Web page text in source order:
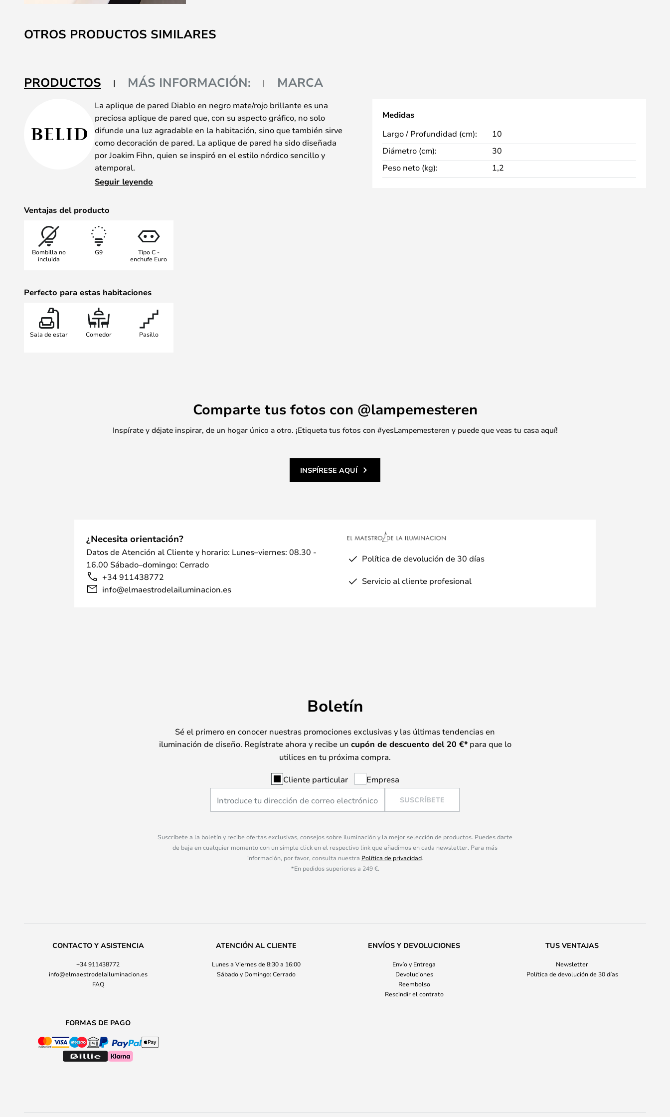
al
comienzo
galería
de
OTROS PRODUCTOS SIMILARES
PRODUCTOS MÁS INFORMACIÓN: MARCA
La aplique de pared Diablo en negro mate/rojo brillante es una
preciosa aplique de pared que, con su aspecto gráfico, no solo
difunde una luz agradable en la habitación, sino que también sirve
como decoración de pared. La aplique de pared ha sido diseñada
por Joakim Fihn, quien se inspiró en el estilo nórdico sencillo y
atemporal.
Esta exclusiva lámpara cuenta con pantallas de aluminio curvadas
aplique de pared, con su diseño elegante, no solo tiene un aspecto
lo que es ideal para la zona de entrada, el dormitorio o la sala de
estar. El aplique de pared también se puede utilizar como plafón.
Echa un vistazo a la serie completa Diablo
Seguir leyendo
Ventajas del producto
Bombilla no
incluida
G9
Tipo C -
enchufe Euro
Perfecto para estas habitaciones
Sala de estar Comedor Pasillo
Medidas
Largo / Profundidad (cm):
10
Diámetro (cm):
30
Peso neto (kg):
1,2
Comparte tus fotos con @lampemesteren
Inspírate y déjate inspirar, de un hogar único a otro. ¡Etiqueta tus fotos con #yesLampemesteren y puede que veas tu casa aquí!
INSPÍRESE AQUÍ
¿Necesita orientación?
Datos de Atención al Cliente y horario: Lunes–viernes: 08.30 -
16.00 Sábado–domingo: Cerrado
+34 911438772
info@elmaestrodelailuminacion.es
Política de devolución de 30 días
Servicio al cliente profesional
Boletín
Sé el primero en conocer nuestras promociones exclusivas y las últimas tendencias en
iluminación de diseño. Regístrate ahora y recibe un cupón de descuento del 20 €*para que lo
utilices en tu próxima compra.
Cliente particular Empresa
SUSCRÍBETE
Suscríbete a la boletín y recibe ofertas exclusivas, consejos sobre iluminación y la mejor selección de productos. Puedes darte
de baja en cualquier momento con un simple click en el respectivo link que añadimos en cada newsletter. Para más
información, por favor, consulta nuestra Política de privacidad.
*En pedidos superiores a 249 €.
CONTACTO Y ASISTENCIA
+34 911438772
info@elmaestrodelailuminacion.es
FAQ
ATENCIÓN AL CLIENTE
Lunes a Viernes de 8:30 a 16:00
Sábado y Domingo: Cerrado
ENVÍOS Y DEVOLUCIONES
Envío y Entrega
Devoluciones
Reembolso
Rescindir el contrato
TUS VENTAJAS
Newsletter
Política de devolución de 30 días
FORMAS DE PAGO